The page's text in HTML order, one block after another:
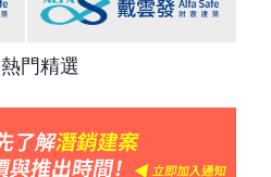
熱門精選